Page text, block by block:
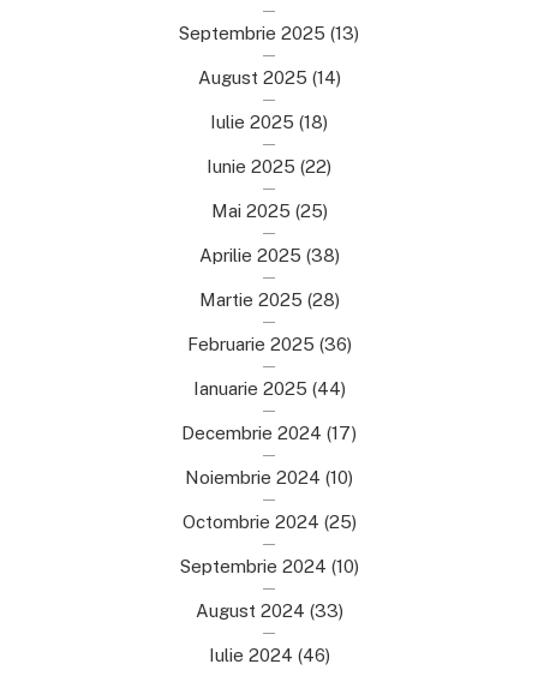
Septembrie 2025 (13)
August 2025 (14)
Iulie 2025 (18)
Iunie 2025 (22)
Mai 2025 (25)
Aprilie 2025 (38)
Martie 2025 (28)
Februarie 2025 (36)
Ianuarie 2025 (44)
Decembrie 2024 (17)
Noiembrie 2024 (10)
Octombrie 2024 (25)
Septembrie 2024 (10)
August 2024 (33)
Iulie 2024 (46)